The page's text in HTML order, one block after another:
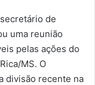
de
uma reunião
pelas ações do
MS. O
divisão recente na